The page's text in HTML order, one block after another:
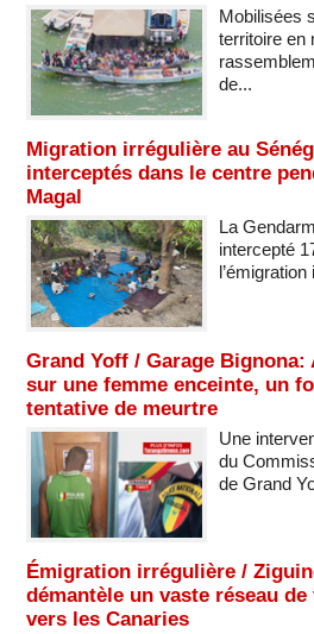
Mobilisées
territoire en
de...
Migration irrégulière au
interceptés dans le centre
Magal
La
intercepté
Grand Yoff / Garage
sur une femme enceinte, un
tentative de meurtre
Une
du
de Grand
Émigration irrégulière /
démantèle un vaste réseau
vers les Canaries